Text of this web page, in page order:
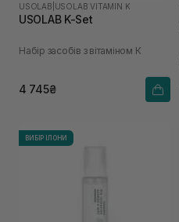
USOLAB USOLAB VITAMIN K
USOLAB K-Set
Набір засобів з вітаміном К
4 745₴
ВИБІР ІЛОНИ